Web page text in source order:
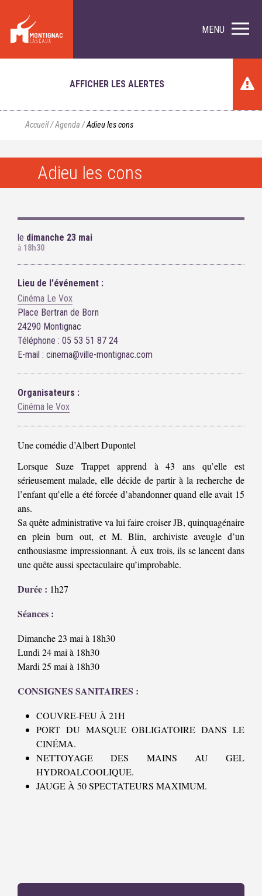
MENU
AFFICHER LES ALERTES
Accueil/Agenda /Adieu les cons
Adieu les cons
le dimanche 23 mai
à 18h30
Lieu de l'événement :
Cinéma Le Vox
Place Bertran de Born
24290 Montignac
Téléphone : 05 53 51 87 24
E-mail : cinema@ville-montignac.com
Organisateurs :
Cinéma le Vox
Une comédie d’Albert Dupontel
Lorsque Suze Trappet apprend à 43 ans qu’elle est
sérieusement malade, elle décide de partir à la recherche de
l’enfant qu’elle a été forcée d’abandonner quand elle avait 15
ans.
Sa quête administrative va lui faire croiser JB, quinquagénaire
en plein burn out, et M. Blin, archiviste aveugle d’un
enthousiasme impressionnant. À eux trois, ils se lancent dans
une quête aussi spectaculaire qu’improbable.
Durée : 1h27
Séances :
Dimanche 23 mai à 18h30
Lundi 24 mai à 18h30
Mardi 25 mai à 18h30
CONSIGNES SANITAIRES :
COUVRE-FEU À 21H
PORT DU MASQUE OBLIGATOIRE DANS LE
CINÉMA.
NETTOYAGE DES MAINS AU GEL
HYDROALCOOLIQUE.
JAUGE À 50 SPECTATEURS MAXIMUM.